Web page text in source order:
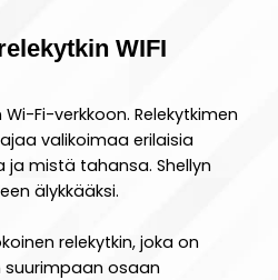
WIFI
Wi-Fi-verkkoon. Relekytkimen
valikoimaa erilaisia
mistä tahansa. Shellyn
älykkääksi.
relekytkin, joka on
osaan